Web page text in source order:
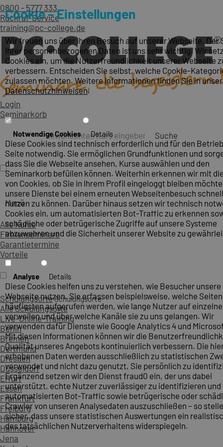
0800 - 5777 333
Rückruf-Service
training@pc-college.de
Login
Seminarkorb
Suche
Menü
Alle Kurse
Firmenseminare
Garantietermine
Vorteile
SchulungsorteSchulungsorte
Alle Schulungsorte
Live-Online-Training
Berlin
Bremen
Dortmund
Dresden
Düsseldorf
Erfurt
Essen
Frankfurt
Freiburg
Hamburg
Hannover
Jena
Cookie – Einstellungen
Wir freuen uns über Ihren Besuch auf unserer Webseite. Der
Ihrer personenbezogenen Daten ist uns sehr wichtig. Wir
Cookies ein, um die Nutzerfreundlichkeit unserer Webseite
verbessern. Entscheiden Sie selbst, welche Cookie-
zulassen möchten. Weitere Informationen finden Sie in
Datenschutzhinweisen.
Notwendige Cookies Details
Diese Cookies sind technisch erforderlich und für den
Seite notwendig. Sie ermöglichen Grundfunktionen und
dass Sie die Webseite ansehen, Kurse auswählen und den
Seminarkorb befüllen können. Weiterhin erkennen wir mit
von Cookies, ob Sie in Ihrem Profil eingeloggt bleiben
unsere Dienste bei einem erneuten Webseitenbesuch
nutzen zu können. Darüber hinaus setzen wir technisch
Cookies ein, um automatisierten Bot-Traffic zu erkennen
schädliche oder betrügerische Zugriffe auf unsere Systeme
abzuwehren und die Sicherheit unserer Website zu
Analyse Details
Diese Cookies helfen uns zu verstehen, wie Besucher unsere
Webseite nutzen. Sie erfassen beispielsweise, welche
häufigsten aufgerufen werden, wie lange Nutzer auf
verweilen und über welche Kanäle sie zu uns gelangen. Wir
verwenden dafür Dienste wie Google Analytics 4 und
Mit diesen Informationen können wir die
Qualität unseres Angebots kontinuierlich verbessern. Die
erhobenen Daten werden ausschließlich zu statistischen
verwendet und nicht dazu genutzt, Sie persönlich zu
Ergänzend setzen wir den Dienst fraud0 ein, der uns dabei
unterstützt, echte Nutzer zuverlässiger zu identifizieren und
automatisierten Bot-Traffic sowie betrügerische oder
Crawler von unseren Analysedaten auszuschließen – so
sicher, dass unsere statistischen Auswertungen ein
des tatsächlichen Nutzerverhaltens widerspiegeln.